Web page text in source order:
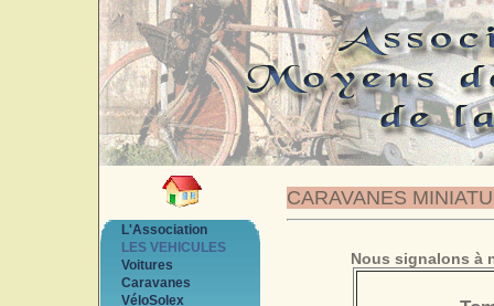
CARAVANES
L'Association
LES VEHICULES
Voitures
Caravanes
VéloSolex
Nous signalons à